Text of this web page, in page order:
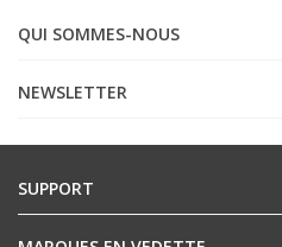
QUI SOMMES-NOUS
NEWSLETTER
SUPPORT